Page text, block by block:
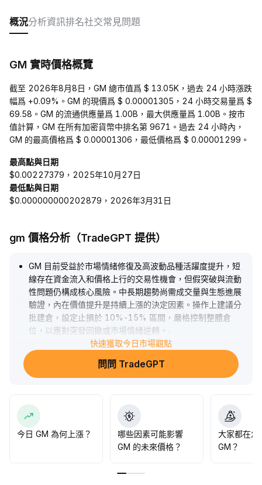
概況分析資訊排名社交常見問題
GM 實時價格概覽
截至 2026年8月8日，GM 總市值爲 $ 13.05K，過去 24 小時漲跌
幅爲 +0.09%。GM 的現價爲 $ 0.00001305，24 小時交易量爲 $
69.58。GM 的流通供應量爲 1.00B，最大供應量爲 1.00B。按市
值計算，GM 在所有加密貨幣中排名第 9671。過去 24 小時內，
GM 的最高價格爲 $ 0.00001306，最低價格爲 $ 0.00001299。
最高點與日期
$0.00227379，2025年10月27日
最低點與日期
$0.000000000202879，2026年3月31日
gm 價格分析（TradeGPT 提供）
GM 目前受益於市場情緒修復及高波動品種活躍度提升，短
線存在資金流入和價格上行的交易性機會，但假突破與流動
性問題仍構成核心風險。中長期趨勢尚需成交量與生態進展
驗證，內在價值提升是持續上漲的決定因素。操作上建議分
批建倉，設定止損於 10%-15% 區間，嚴格控制整體倉
位，以應對突發回撤或市場情緒逆轉。
快速獲取今日市場觀點
問問 TradeGPT
今日 GM 為何上漲？
哪些因素可能影響
GM 的未來價格？
大家都在怎
GM？